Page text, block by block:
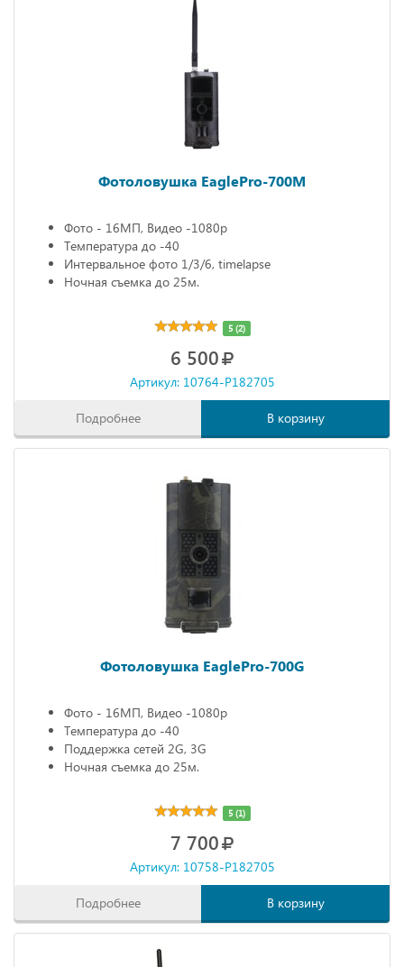
Фотоловушка EaglePro-700M
Фото - 16МП, Видео -1080р
Температура до -40
Интервальное фото 1/3/6, timelapse
Ночная съемка до 25м.
5 (2)
6 500
Артикул: 10764-P182705
Подробнее В корзину
Фотоловушка EaglePro-700G
Фото - 16МП, Видео -1080р
Температура до -40
Поддержка сетей 2G, 3G
Ночная съемка до 25м.
5 (1)
7 700
Артикул: 10758-P182705
Подробнее В корзину